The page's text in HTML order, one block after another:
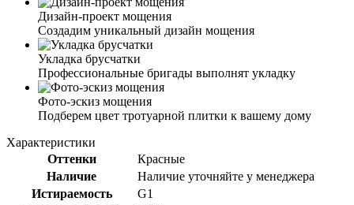
Дизайн-проект мощения
Создадим уникальный дизайн мощения
Укладка брусчатки
Профессиональные бригады выполнят укладку
Фото-эскиз мощения
Подберем цвет тротуарной плитки к вашему дому
Характеристики
Оттенки
Красные
Наличие
Наличие уточняйте у менеджера
Истираемость
G1